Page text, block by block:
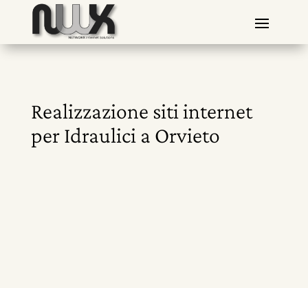
Realizzazione siti internet
per Idraulici a Orvieto